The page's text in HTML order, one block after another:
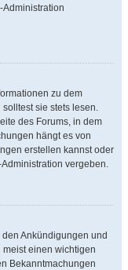
Administration
zu dem
sie stets lesen.
des Forums, in dem
hängt es von
erstellen kannst oder
vergeben.
Ankündigungen und
einen wichtigen
Bekanntmachungen